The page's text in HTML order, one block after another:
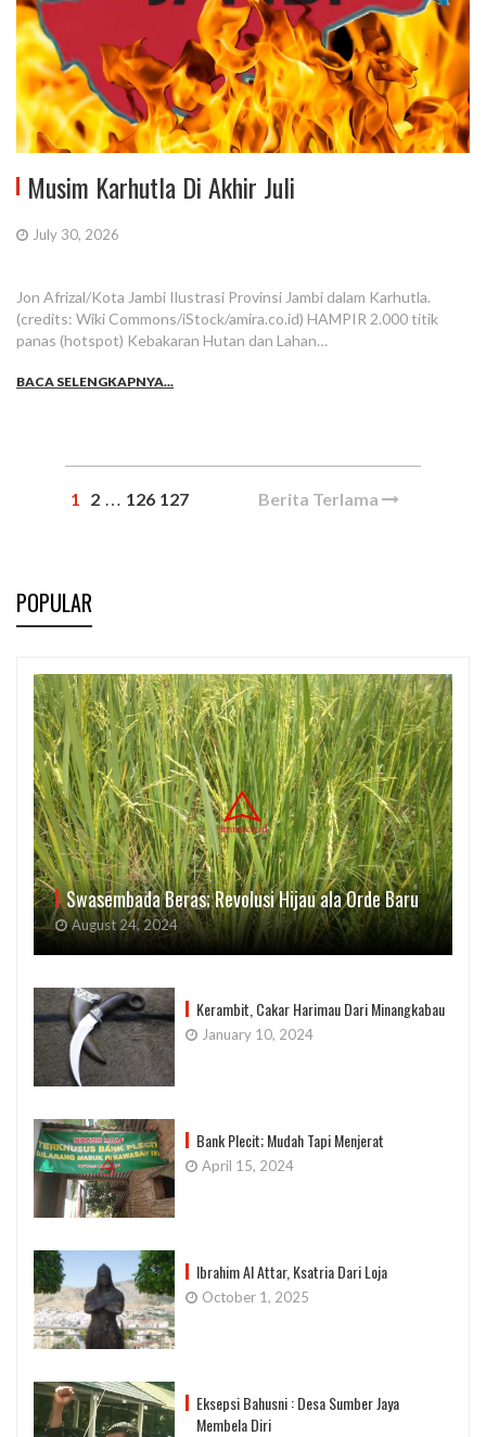
Musim Karhutla Di Akhir Juli
July 30, 2026
Jon Afrizal/Kota Jambi Ilustrasi Provinsi Jambi dalam Karhutla.
(credits: Wiki Commons/iStock/amira.co.id) HAMPIR 2.000 titik
panas (hotspot) Kebakaran Hutan dan Lahan…
BACA SELENGKAPNYA...
1 2 … 126 127 Berita Terlama
POPULAR
Swasembada Beras; Revolusi Hijau ala Orde Baru
August 24, 2024
Kerambit, Cakar Harimau Dari Minangkabau
January 10, 2024
Bank Plecit; Mudah Tapi Menjerat
April 15, 2024
Ibrahim Al Attar, Ksatria Dari Loja
October 1, 2025
Eksepsi Bahusni : Desa Sumber Jaya
Membela Diri